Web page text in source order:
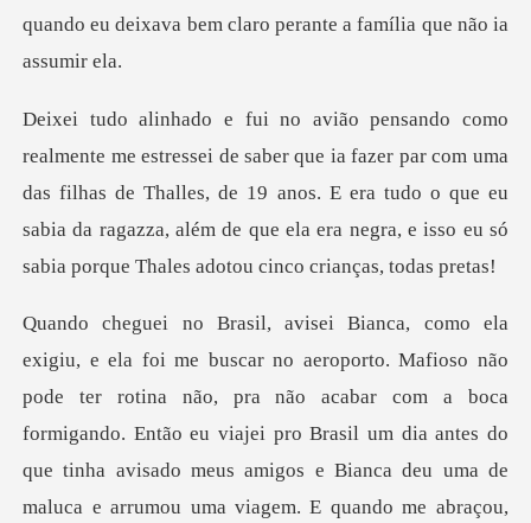
quando eu deixava bem claro p
er par com uma
das filhas de Thalles, de 19 anos. E era tudo o que eu
sabia da ragazza, além
r com a boca
formigando. Então eu viajei pro Brasil um dia antes do
que tinha avisado meus amigos e Bianca deu uma de
maluca e arrumou uma